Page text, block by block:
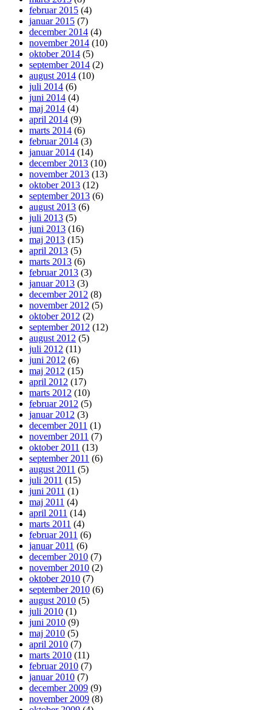
februar 2015 (4)
januar 2015 (7)
december 2014 (4)
november 2014 (10)
oktober 2014 (5)
september 2014 (2)
august 2014 (10)
juli 2014 (6)
juni 2014 (4)
maj 2014 (4)
april 2014 (9)
marts 2014 (6)
februar 2014 (3)
januar 2014 (14)
december 2013 (10)
november 2013 (13)
oktober 2013 (12)
september 2013 (6)
august 2013 (6)
juli 2013 (5)
juni 2013 (16)
maj 2013 (15)
april 2013 (5)
marts 2013 (6)
februar 2013 (3)
januar 2013 (3)
december 2012 (8)
november 2012 (5)
oktober 2012 (2)
september 2012 (12)
august 2012 (5)
juli 2012 (11)
juni 2012 (6)
maj 2012 (15)
april 2012 (17)
marts 2012 (10)
februar 2012 (5)
januar 2012 (3)
december 2011 (1)
november 2011 (7)
oktober 2011 (13)
september 2011 (6)
august 2011 (5)
juli 2011 (15)
juni 2011 (1)
maj 2011 (4)
april 2011 (14)
marts 2011 (4)
februar 2011 (6)
januar 2011 (6)
december 2010 (7)
november 2010 (2)
oktober 2010 (7)
september 2010 (6)
august 2010 (5)
juli 2010 (1)
juni 2010 (9)
maj 2010 (5)
april 2010 (7)
marts 2010 (11)
februar 2010 (7)
januar 2010 (7)
december 2009 (9)
november 2009 (8)